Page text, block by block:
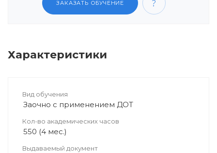
ЗАКАЗАТЬ ОБУЧЕНИЕ
Характеристики
Вид обучения
Заочно с применением ДОТ
Кол-во академических часов
550 (4 мес.)
Выдаваемый документ